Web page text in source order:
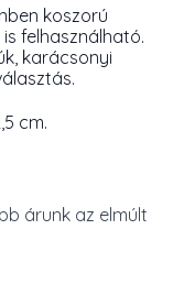
koszorú
felhasználható.
karácsonyi
cm.
árunk az elmúlt